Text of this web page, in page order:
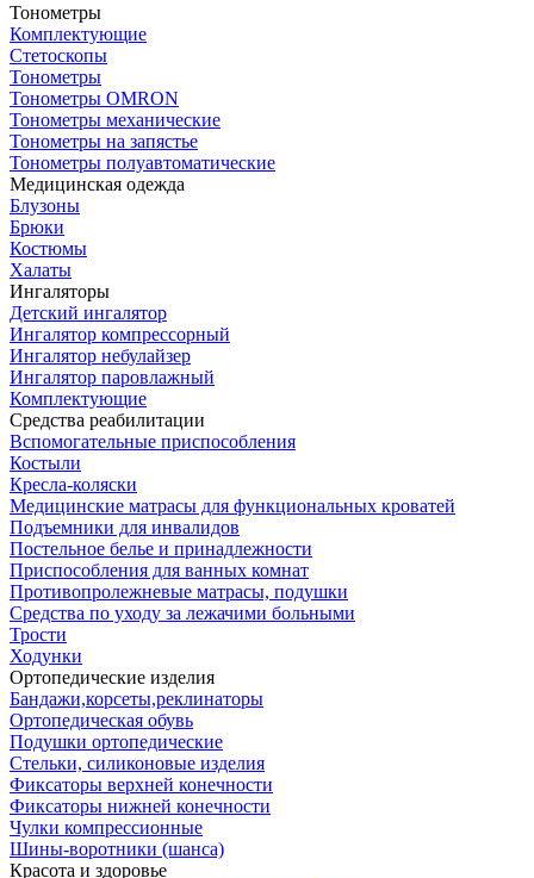
Тонометры
Комплектующие
Стетоскопы
Тонометры
Тонометры OMRON
Тонометры механические
Тонометры на запястье
Тонометры полуавтоматические
Медицинская одежда
Блузоны
Брюки
Костюмы
Халаты
Ингаляторы
Детский ингалятор
Ингалятор компрессорный
Ингалятор небулайзер
Ингалятор паровлажный
Комплектующие
Средства реабилитации
Вспомогательные приспособления
Костыли
Кресла-коляски
Медицинские матрасы для функциональных кроватей
Подъемники для инвалидов
Постельное белье и принадлежности
Приспособления для ванных комнат
Противопролежневые матрасы, подушки
Средства по уходу за лежачими больными
Трости
Ходунки
Ортопедические изделия
Бандажи,корсеты,реклинаторы
Ортопедическая обувь
Подушки ортопедические
Стельки, силиконовые изделия
Фиксаторы верхней конечности
Фиксаторы нижней конечности
Чулки компрессионные
Шины-воротники (шанса)
Красота и здоровье